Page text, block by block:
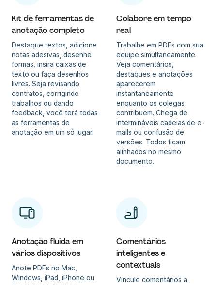
Kit de ferramentas de
anotação completo
Destaque textos, adicione
notas adesivas, desenhe
formas, insira caixas de
texto ou faça desenhos
livres. Seja revisando
contratos, corrigindo
trabalhos ou dando
feedback, você terá todas
as ferramentas de
anotação em um só lugar.
Colabore em tempo
real
Trabalhe em PDFs com sua
equipe simultaneamente.
Veja comentários,
destaques e anotações
aparecerem
instantaneamente
enquanto os colegas
contribuem. Chega de
intermináveis cadeias de e-
mails ou confusão de
versões. Todos ficam
alinhados no mesmo
documento.
Anotação fluida em
vários dispositivos
Anote PDFs no Mac,
Windows, iPad, iPhone ou
Comentários
inteligentes e
contextuais
Vincule comentários a